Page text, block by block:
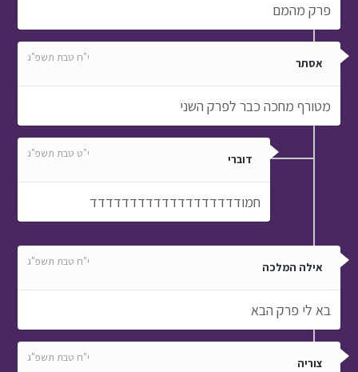
פרק מהמם
אסתר י"ח טבת תשפ"ג
מטורף מחכה כבר לפרק השני
דוברי י"ט טבת תשפ"ג
חמודדדדדדדדדדדדדדדדדדד
אילה המלכה י"ח טבת תשפ"ג
בא לי פרק הבא
צוריה י"ח טבת תשפ"ג